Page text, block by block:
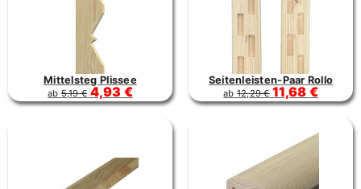
Mittelsteg Plissee
ab5,19 € 4,93 €
Seitenleisten-Paar Rollo
ab 12,29 € 11,68 €